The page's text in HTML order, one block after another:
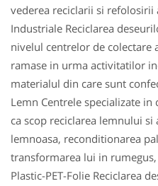
vederea reciclarii si refolosirii
Industriale Reciclarea
nivelul centrelor de
ramase in urma activitatilor
materialul din care sunt
Lemn Centrele specializate
ca scop reciclarea lemnului
lemnoasa, reconditionarea
transformarea lui in
Plastic-PET-Folie Reciclarea